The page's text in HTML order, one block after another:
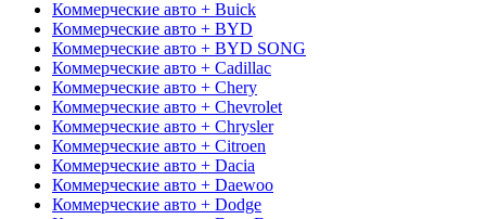
Коммерческие авто + Buick
Коммерческие авто + BYD
Коммерческие авто + BYD SONG
Коммерческие авто + Cadillac
Коммерческие авто + Chery
Коммерческие авто + Chevrolet
Коммерческие авто + Chrysler
Коммерческие авто + Citroen
Коммерческие авто + Dacia
Коммерческие авто + Daewoo
Коммерческие авто + Dodge